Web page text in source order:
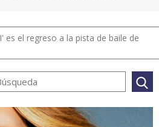
es el regreso a la pista de baile de